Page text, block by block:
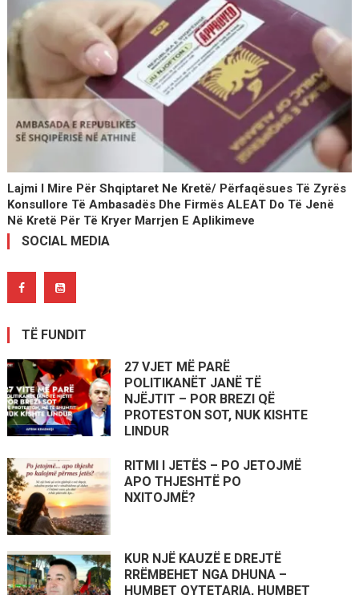
Lajmi I Mire Për Shqiptaret Ne Kretë/ Përfaqësues Të Zyrës
Konsullore Të Ambasadës Dhe Firmës ALEAT Do Të Jenë
Në Kretë Për Të Kryer Marrjen E Aplikimeve
SOCIAL MEDIA
TË FUNDIT
27 VJET MË PARË
POLITIKANËT JANË TË
NJËJTIT – POR BREZI QË
PROTESTON SOT, NUK KISHTE
LINDUR
RITMI I JETËS – PO JETOJMË
APO THJESHTË PO
NXITOJMË?
KUR NJË KAUZË E DREJTË
RRËMBEHET NGA DHUNA –
HUMBET QYTETARIA, HUMBET